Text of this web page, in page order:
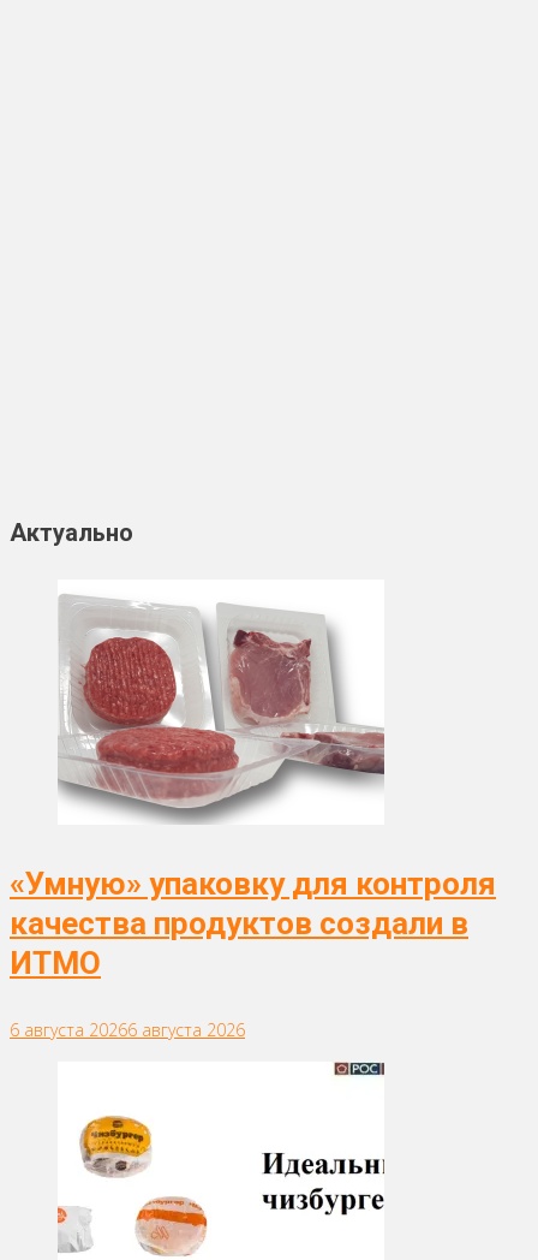
Актуально
«Умную» упаковку для контроля
качества продуктов создали в
ИТМО
6 августа 20266 августа 2026